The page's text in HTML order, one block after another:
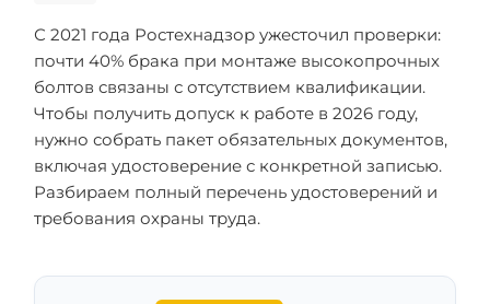
С 2021 года Ростехнадзор ужесточил проверки:
почти 40% брака при монтаже высокопрочных
болтов связаны с отсутствием квалификации.
Чтобы получить допуск к работе в 2026 году,
нужно собрать пакет обязательных документов,
включая удостоверение с конкретной записью.
Разбираем полный перечень удостоверений и
требования охраны труда.